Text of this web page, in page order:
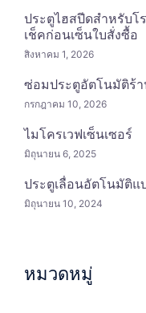
ประตูไฮสปีดสำหรับโ
เช็คก่อนเซ็นใบสั่งซื้อ
สิงหาคม 1, 2026
ซ่อมประตูอัตโนมัติร้า
กรกฎาคม 10, 2026
ไมโครเวฟเซ็นเซอร์
มิถุนายน 6, 2025
ประตูเลื่อนอัตโนมัติแ
มิถุนายน 10, 2024
หมวดหมู่